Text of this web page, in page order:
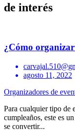
de interés
¿Cómo
agosto 11, 2022
Organizadores de
Para cualquier tipo de
cumpleaños, este es
se convertir...